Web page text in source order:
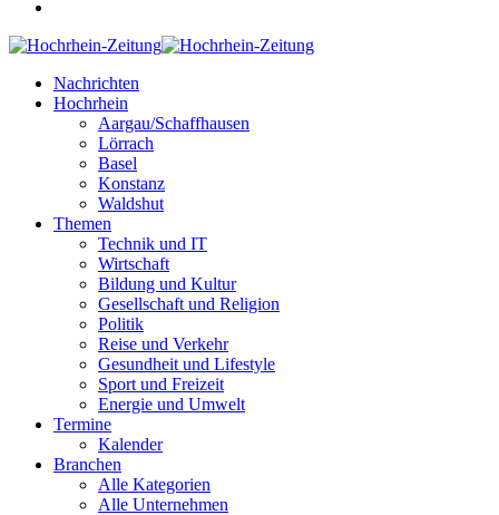
Nachrichten
Hochrhein
Aargau/Schaffhausen
Lörrach
Basel
Konstanz
Waldshut
Themen
Technik und IT
Wirtschaft
Bildung und Kultur
Gesellschaft und Religion
Politik
Reise und Verkehr
Gesundheit und Lifestyle
Sport und Freizeit
Energie und Umwelt
Termine
Kalender
Branchen
Alle Kategorien
Alle Unternehmen